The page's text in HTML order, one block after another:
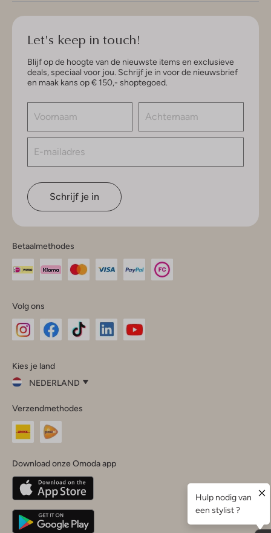
Let's keep in touch!
Blijf op de hoogte van de nieuwste items en exclusieve
deals, speciaal voor jou. Schrijf je in voor de nieuwsbrief
en maak kans op € 150,- shoptegoed.
Schrijf je in
Betaalmethodes
Volg ons
InstagramFacebook
Kies je land
NEDERLAND
je
land
Nederland
Belgique(Français)
Deutschland
Verzendmethodes
Download onze Omoda app